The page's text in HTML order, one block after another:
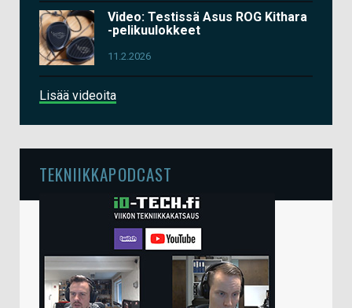
Video: Testissä Asus ROG Kithara
-pelikuulokkeet
11.2.2026
Lisää videoita
TEKNIIKKAPODCAST